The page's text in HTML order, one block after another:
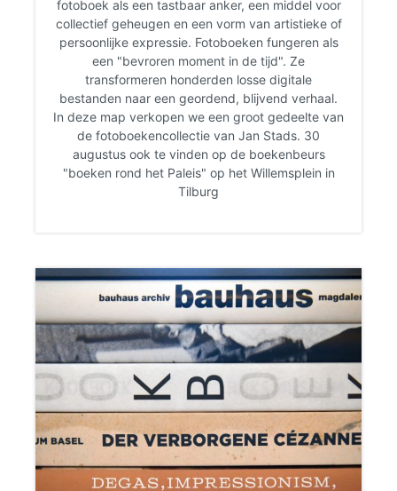
fotoboek als een tastbaar anker, een middel voor
collectief geheugen en een vorm van artistieke of
persoonlijke expressie. Fotoboeken fungeren als
een "bevroren moment in de tijd". Ze
transformeren honderden losse digitale
bestanden naar een geordend, blijvend verhaal.
In deze map verkopen we een groot gedeelte van
de fotoboekencollectie van Jan Stads. 30
augustus ook te vinden op de boekenbeurs
"boeken rond het Paleis" op het Willemsplein in
Tilburg